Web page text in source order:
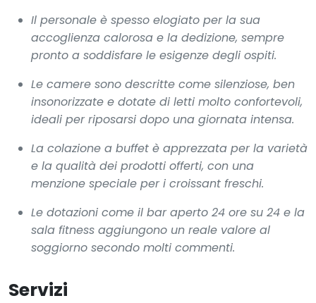
Il personale è spesso elogiato per la sua
accoglienza calorosa e la dedizione, sempre
pronto a soddisfare le esigenze degli ospiti.
Le camere sono descritte come silenziose, ben
insonorizzate e dotate di letti molto confortevoli,
ideali per riposarsi dopo una giornata intensa.
La colazione a buffet è apprezzata per la varietà
e la qualità dei prodotti offerti, con una
menzione speciale per i croissant freschi.
Le dotazioni come il bar aperto 24 ore su 24 e la
sala fitness aggiungono un reale valore al
soggiorno secondo molti commenti.
Servizi